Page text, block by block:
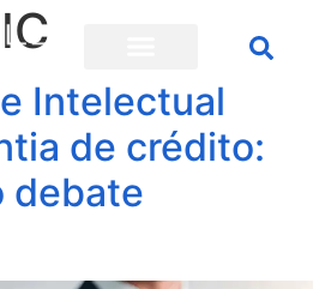
Intelectual
de crédito:
debate